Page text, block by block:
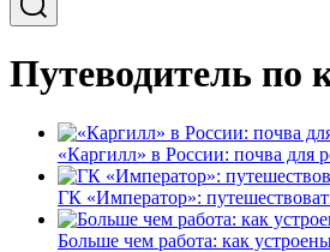
Путеводитель по
«Каргилл» в России: почва для
ГК «Император»:
Больше чем работа: как